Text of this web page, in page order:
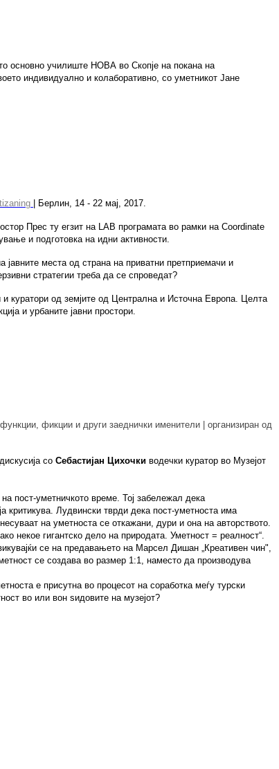
основно училиште НОВА во Скопје на покана на
индивидуално и колаборативно, со уметникот Јане
Берлин, 14 - 22 мај, 2017.
Прес ту егзит на LAB програмата во рамки на Coordinate
и подготовка на идни активности.
јавните места од страна на приватни претприемачи и
стратегии треба да се спроведат?
куратори од земјите од Централна и Источна Европа. Целта
и урбаните јавни простори.
фикции и други заеднички именители
организиран од
со Себастијан Цихочки водечки куратор во Музејот
пост-уметничкото време. Тој забележал дека
критикува. Лудвински тврди дека пост-уметноста има
на уметноста се откажани, дури и она на авторството.
некое гигантско дело на природата. Уметност = реалност“.
се на предавањето на Марсел Дишан „Креативен чин",
се создава во размер 1:1, наместо да производува
е присутна во процесот на соработка меѓу турски
во или вон ѕидовите на музејот?